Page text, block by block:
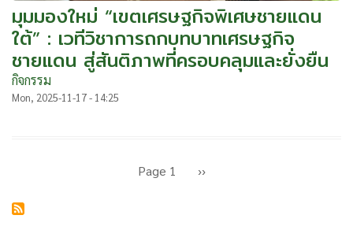
มุมมองใหม่ “เขตเศรษฐกิจพิเศษชายแดน
ใต้” : เวทีวิชาการถกบทบาทเศรษฐกิจ
ชายแดน สู่สันติภาพที่ครอบคลุมและยั่งยืน
กิจกรรม
Mon, 2025-11-17 - 14:25
Page 1
Next
››